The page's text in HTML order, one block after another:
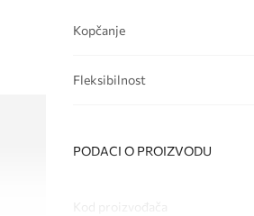
Kopčanje
Fleksibilnost
PODACI O PROIZVODU